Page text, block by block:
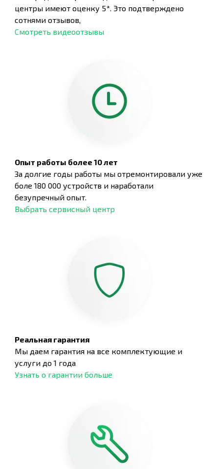
центры имеют оценку 5*. Это подтверждено
сотнями отзывов,
Смотреть видеоотзывы
Опыт работы более 10 лет
За долгие годы работы мы отремонтировали уже
боле 180 000 устройств и наработали
безупречный опыт.
Выбрать сервисный центр
Реальная гарантия
Мы даем гарантия на все комплектующие и
услуги до 1 года
Узнать о гарантии больше